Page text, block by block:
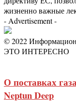
жизненно важные
- Advertisement -
© 2022
ЭТО ИНТЕРЕСНО
О поставках
Neptun Deep